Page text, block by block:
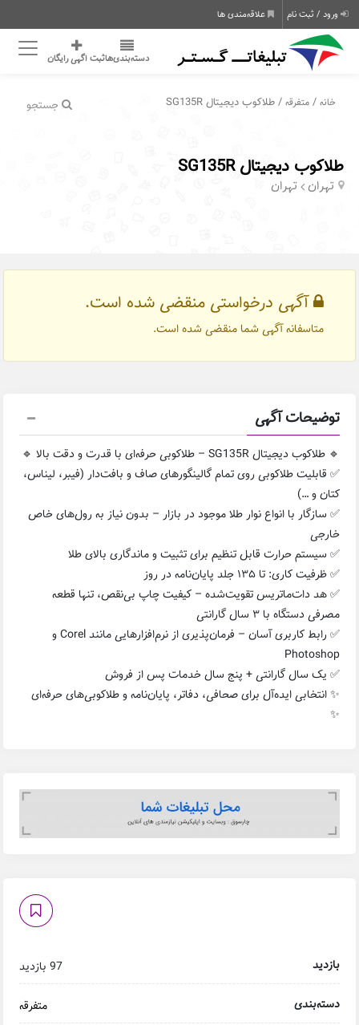
ورود / ثبت نام علاقه‌مندی ها
دسته‌بندی‌هاثبت اگهی رایگان
جستجو خانه /متفرقه / طلاکوب دیجیتال SG135R
طلاکوب دیجیتال SG135R
تهران تهران
آگهی درخواستی منقضی شده است.
متاسفانه آگهی شما منقضی شده است.
توضیحات آگهی
🔹 طلاکوب دیجیتال SG135R – طلاکوبی حرفه‌ای با قدرت و دقت بالا 🔹
✅ قابلیت طلاکوبی روی تمام گالینگورهای صاف و بافت‌دار (فیبر، لیناس،
کتان و …)
✅ سازگار با انواع نوار طلا موجود در بازار – بدون نیاز به رول‌های خاص
خارجی
✅ سیستم حرارت قابل تنظیم برای تثبیت و ماندگاری بالای طلا
✅ ظرفیت کاری: تا ۱۳۵ جلد پایان‌نامه در روز
✅ هد دات‌ماتریس تقویت‌شده – کیفیت چاپ بی‌نقص، تنها قطعه
مصرفی دستگاه با ۳ سال گارانتی
✅ رابط کاربری آسان – فرمان‌پذیری از نرم‌افزارهایی مانند Corel و
Photoshop
✅ یک سال گارانتی + پنج سال خدمات پس از فروش
✨ انتخابی ایده‌آل برای صحافی، دفاتر، پایان‌نامه و طلاکوبی‌های حرفه‌ای
✨
بازدید 97 بازدید
دسته‌بندی متفرقه